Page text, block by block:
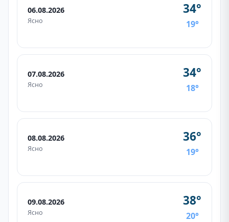
06.08.2026
Ясно
34°
19°
07.08.2026
Ясно
34°
18°
08.08.2026
Ясно
36°
19°
09.08.2026
Ясно
38°
20°